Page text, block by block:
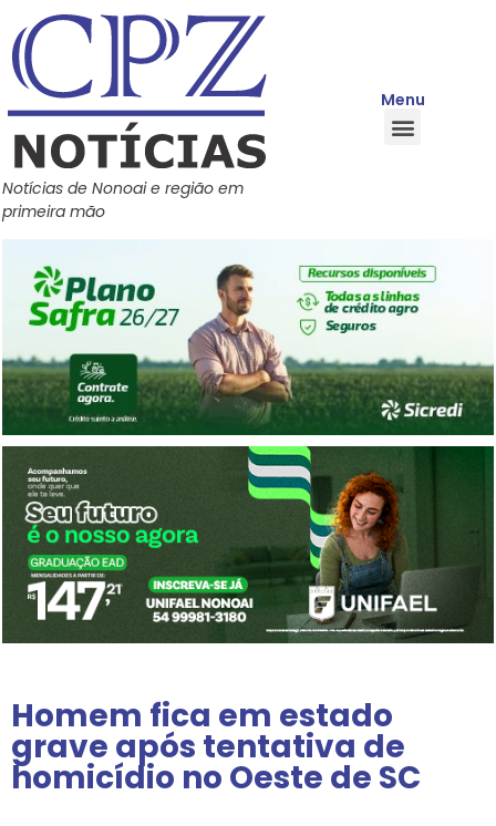
Notícias de Nonoai e região em
primeira mão
Menu
Homem fica em estado
grave após tentativa de
homicídio no Oeste de SC